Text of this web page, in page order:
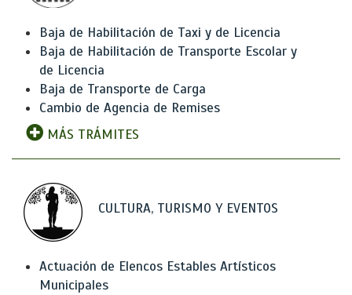
Baja de Habilitación de Taxi y de Licencia
Baja de Habilitación de Transporte Escolar y
de Licencia
Baja de Transporte de Carga
Cambio de Agencia de Remises
MÁS TRÁMITES
CULTURA, TURISMO Y EVENTOS
Actuación de Elencos Estables Artísticos
Municipales